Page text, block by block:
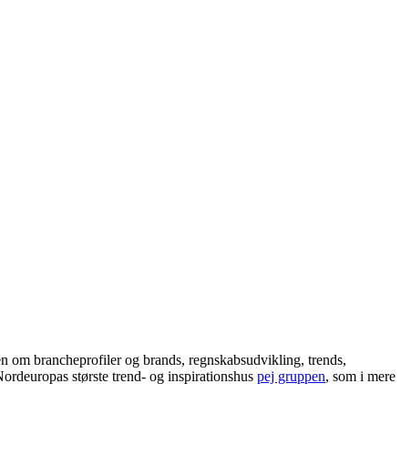
brancheprofiler og brands, regnskabsudvikling, trends,
største trend- og inspirationshus pej gruppen, som i mere